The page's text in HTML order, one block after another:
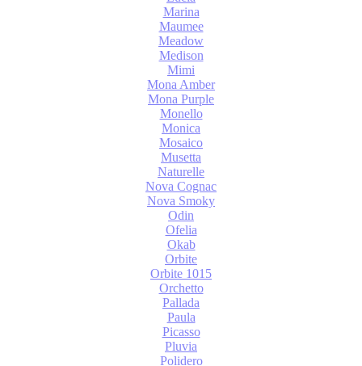
Marina
Maumee
Meadow
Medison
Mimi
Mona Amber
Mona Purple
Monello
Monica
Mosaico
Musetta
Naturelle
Nova Cognac
Nova Smoky
Odin
Ofelia
Okab
Orbite
Orbite 1015
Orchetto
Pallada
Paula
Picasso
Pluvia
Polidero